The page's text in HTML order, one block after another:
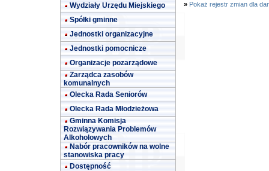
Wydziały Urzędu Miejskiego
Spółki gminne
Jednostki organizacyjne
Jednostki pomocnicze
Organizacje pozarządowe
Zarządca zasobów
komunalnych
Olecka Rada Seniorów
Olecka Rada Młodzieżowa
Gminna Komisja
Rozwiązywania Problemów
Alkoholowych
Nabór pracowników na wolne
stanowiska pracy
Dostępność
» Pokaż rejestr zmian dla